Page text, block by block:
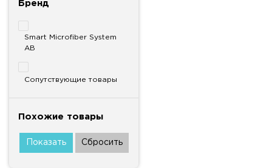
Бренд
Smart Microfiber System
AB
Сопутствующие товары
Похожие товары